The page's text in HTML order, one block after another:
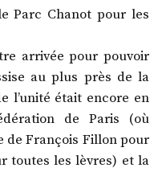
Parc Chanot pour les
arrivée pour pouvoir
au plus près de la
l’unité était encore en
de Paris (où
de François Fillon pour
toutes les lèvres) et la